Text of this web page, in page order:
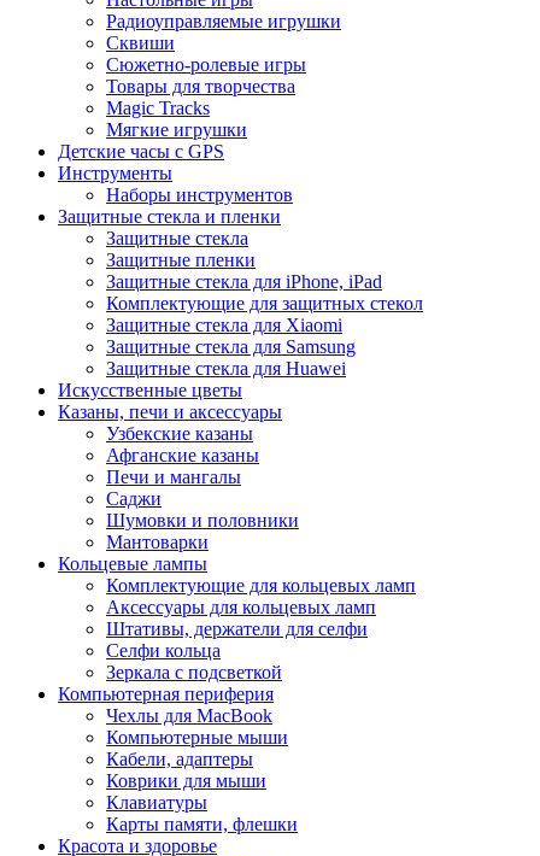
Радиоуправляемые игрушки
Сквиши
Сюжетно-ролевые игры
Товары для творчества
Magic Tracks
Мягкие игрушки
Детские часы с GPS
Инструменты
Наборы инструментов
Защитные стекла и пленки
Защитные стекла
Защитные пленки
Защитные стекла для iPhone, iPad
Комплектующие для защитных стекол
Защитные стекла для Xiaomi
Защитные стекла для Samsung
Защитные стекла для Huawei
Искусственные цветы
Казаны, печи и аксессуары
Узбекские казаны
Афганские казаны
Печи и мангалы
Саджи
Шумовки и половники
Мантоварки
Кольцевые лампы
Комплектующие для кольцевых ламп
Аксессуары для кольцевых ламп
Штативы, держатели для селфи
Селфи кольца
Зеркала с подсветкой
Компьютерная периферия
Чехлы для MacBook
Компьютерные мыши
Кабели, адаптеры
Коврики для мыши
Клавиатуры
Карты памяти, флешки
Красота и здоровье